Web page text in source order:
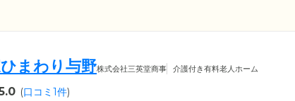
まわり与野株式会社三英堂商事 介護付き有料老人ホーム
(口コミ1件)